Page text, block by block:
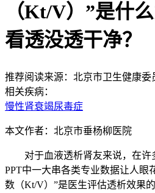
（Kt/V）”是什
看透没透干净？
推荐阅读来源： 北京市卫生健康委
相关疾病：
慢性肾衰竭尿毒症
本文作者：北京市垂杨柳医院
对于血液透析肾友来说，在许
PPT中一大串各类专业数据让人眼
数（Kt/V）”是医生评估透析效果